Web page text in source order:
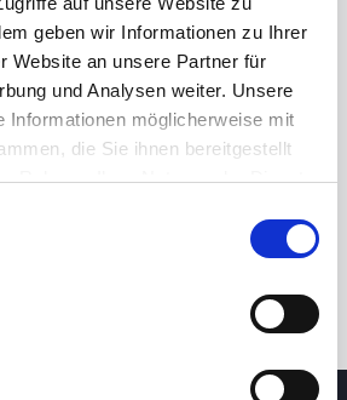
geben wir Informationen zu Ihrer
Website an unsere Partner für
und Analysen weiter. Unsere
Informationen möglicherweise mit
die Sie ihnen bereitgestellt
Rahmen Ihrer Nutzung der Dienste
1M 3M 1J 5J